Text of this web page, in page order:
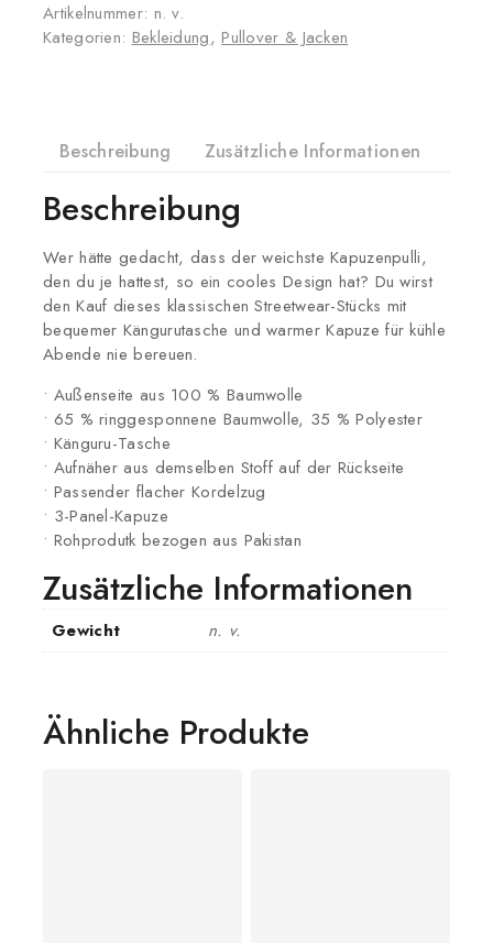
Artikelnummer: n. v.
Kategorien: Bekleidung,Pullover & Jacken
Beschreibung Zusätzliche Informationen
Beschreibung
Wer hätte gedacht, dass der weichste Kapuzenpulli,
den du je hattest, so ein cooles Design hat? Du wirst
den Kauf dieses klassischen Streetwear-Stücks mit
bequemer Kängurutasche und warmer Kapuze für kühle
Abende nie bereuen.
• Außenseite aus 100 % Baumwolle
• 65 % ringgesponnene Baumwolle, 35 % Polyester
• Känguru-Tasche
• Aufnäher aus demselben Stoff auf der Rückseite
• Passender flacher Kordelzug
• 3-Panel-Kapuze
• Rohprodutk bezogen aus Pakistan
Zusätzliche Informationen
Gewicht n. v.
Ähnliche Produkte